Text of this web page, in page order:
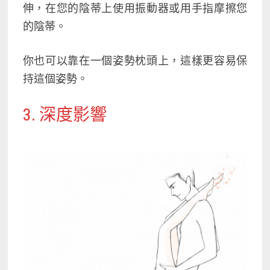
伸，在您的陰蒂上使用振動器或用手指摩擦您
的陰蒂。
你也可以靠在一個姿勢枕頭上，這樣更容易保
持這個姿勢。
3. 深度影響